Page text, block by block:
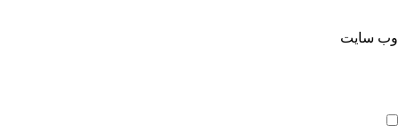
وب‌ سایت